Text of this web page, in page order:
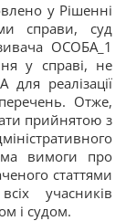
у Рішенні
справи, суд
ОСОБА_1
у справі, не
реалізації
Отже,
прийнятою з
вимоги про
статтями
учасників
і судом.